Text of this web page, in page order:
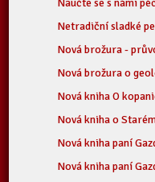
Naučte se s námi
Netradiční sladké
Nová brožura -
Nová brožura o
Nová kniha O
Nová kniha o
Nová kniha paní
Nová kniha paní